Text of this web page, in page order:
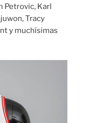
Petrovic, Karl
Tracy
y muchísimas